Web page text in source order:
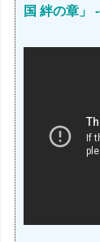
国 絆の章」